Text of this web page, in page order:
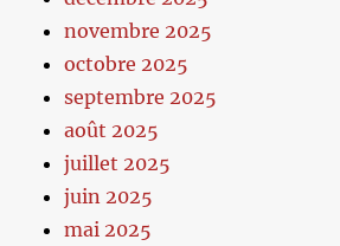
novembre 2025
octobre 2025
septembre 2025
août 2025
juillet 2025
juin 2025
mai 2025